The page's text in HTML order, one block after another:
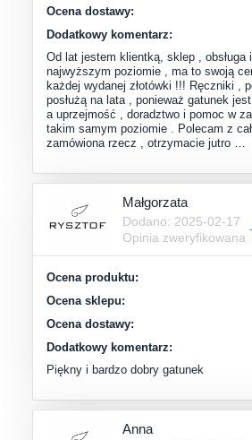
Ocena dostawy:
Dodatkowy komentarz:
Od lat jestem klientką, sklep , obsługa
najwyższym poziomie , ma to swoją
każdej wydanej złotówki !!! Ręczniki ,
posłużą na lata , ponieważ gatunek
a uprzejmość , doradztwo i pomoc w
takim samym poziomie . Polecam z
zamówiona rzecz , otrzymacie jutro …
Małgorzata
Dodano: 2025-02-17
Opinia zweryfikowana
Ocena produktu:
Ocena sklepu:
Ocena dostawy:
Dodatkowy komentarz:
Piękny i bardzo dobry gatunek
Anna